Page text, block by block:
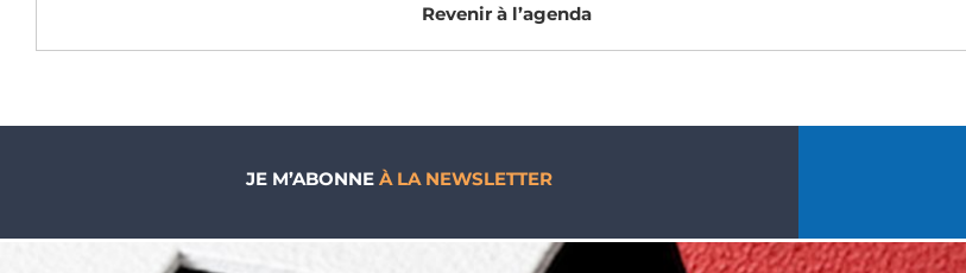
Revenir à l’agenda
JE M’ABONNE À LA NEWSLETTER